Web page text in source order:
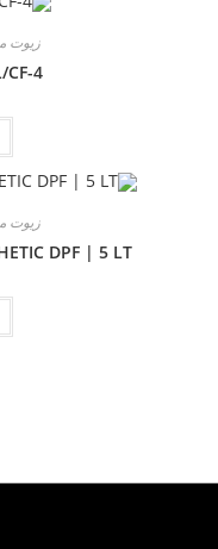
زيوت
CF-4
زيوت
DPF | 5 LT